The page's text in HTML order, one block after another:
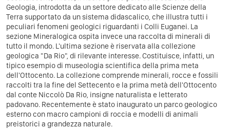
Geologia, introdotta da un settore dedicato alle Scienze della
Terra supportato da un sistema didascalico, che illustra tutti i
peculiari fenomeni geologici riguardanti i Colli Euganei. La
sezione Mineralogica ospita invece una raccolta di minerali di
tutto il mondo. L'ultima sezione è riservata alla collezione
geologica "Da Rio", di rilevante interesse. Costituisce, infatti, un
tipico esempio di museologia scientifica della prima meta
dell'Ottocento. La collezione comprende minerali, rocce e fossili
raccolti tra la fine del Settecento e la prima metà dell'Ottocento
dal conte Niccolò Da Rio, insigne naturalista e letterato
padovano. Recentemente è stato inaugurato un parco geologico
esterno con macro campioni di roccia e modelli di animali
preistorici a grandezza naturale.